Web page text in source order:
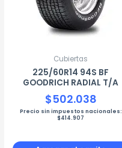
Cubiertas
225/60R14 94S BF
GOODRICH RADIAL T/A
$502.038
Precio sin impuestos nacionales:
$414.907